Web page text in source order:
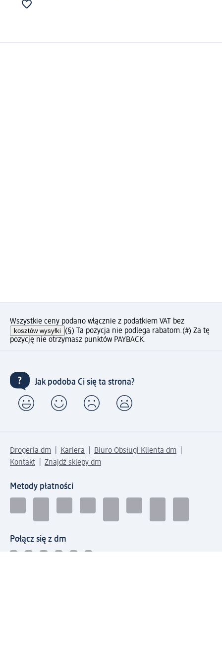
Wszystkie ceny podano włącznie z podatkiem VAT bez
kosztów wysyłki (§) Ta pozycja nie podlega rabatom.(#) Za tę
pozycję nie otrzymasz punktów PAYBACK.
Jak podoba Ci się ta strona?
Drogeria dm Kariera
Biuro Obsługi Klienta dm
Kontakt
Znajdź sklepy dm
Metody płatności
Połącz się z dm